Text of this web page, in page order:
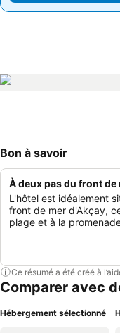
Bon à savoir
À deux pas du front de
L'hôtel est idéalement
front de mer d'Akçay,
plage et à la
Ce résumé a été créé à
Comparer avec
Hébergement sélectionné